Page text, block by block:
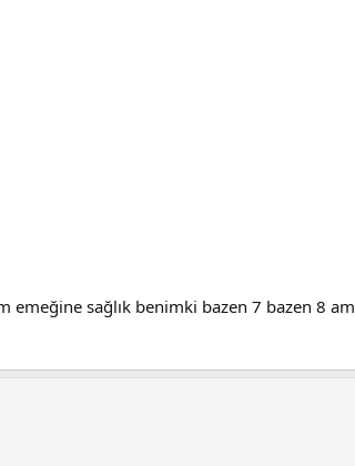
emeğine sağlık benimki bazen 7 bazen 8